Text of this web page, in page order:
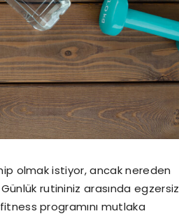
olmak istiyor, ancak nereden
rutininiz arasında egzersiz
programını mutlaka